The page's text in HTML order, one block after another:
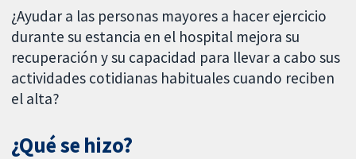
¿Ayudar a las personas mayores a hacer ejercicio
durante su estancia en el hospital mejora su
recuperación y su capacidad para llevar a cabo sus
actividades cotidianas habituales cuando reciben
el alta?
¿Qué se hizo?